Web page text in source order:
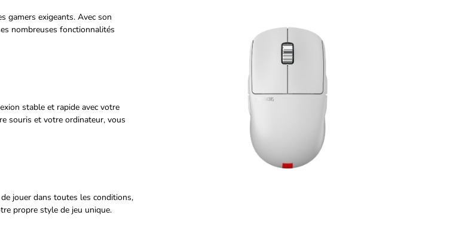
gamers exigeants. Avec son
nombreuses fonctionnalités
stable et rapide avec votre
souris et votre ordinateur, vous
jouer dans toutes les conditions,
propre style de jeu unique.